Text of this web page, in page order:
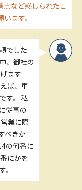
点など感じられたこ
ます。
でした
、御社の
ます
ば、車
す。 私
従事の
業に際
べきか
の何番に
にかを
。